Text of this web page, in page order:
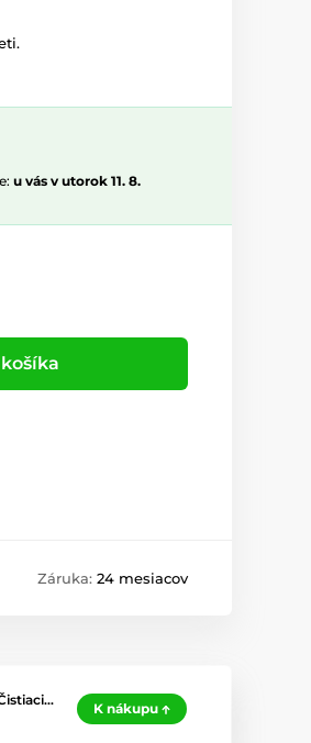
u vás v utorok 11. 8.
Záruka: 24 mesiacov
K nákupu